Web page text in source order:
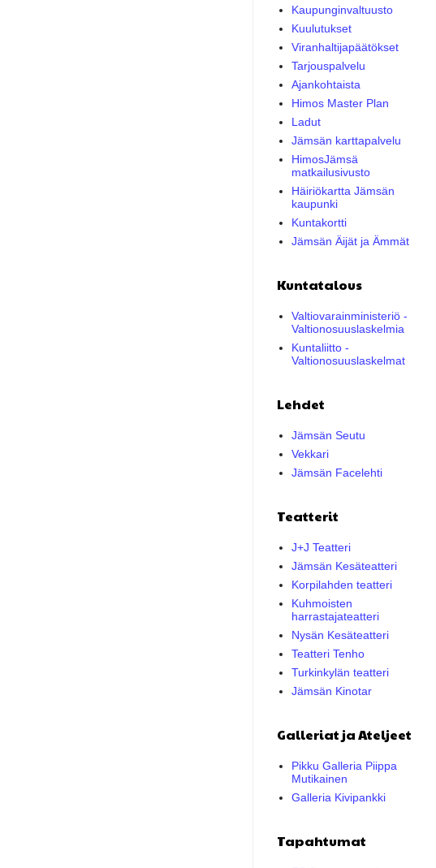
Kaupunginvaltuusto
Kuulutukset
Viranhaltijapäätökset
Tarjouspalvelu
Ajankohtaista
Himos Master Plan
Ladut
Jämsän karttapalvelu
HimosJämsä
matkailusivusto
Häiriökartta Jämsän
kaupunki
Kuntakortti
Jämsän Äijät ja Ämmät
Kuntatalous
Valtiovarainministeriö -
Valtionosuuslaskelmia
Kuntaliitto -
Valtionosuuslaskelmat
Lehdet
Jämsän Seutu
Vekkari
Jämsän Facelehti
Teatterit
J+J Teatteri
Jämsän Kesäteatteri
Korpilahden teatteri
Kuhmoisten
harrastajateatteri
Nysän Kesäteatteri
Teatteri Tenho
Turkinkylän teatteri
Jämsän Kinotar
Galleriat ja Ateljeet
Pikku Galleria Piippa
Mutikainen
Galleria Kivipankki
Tapahtumat